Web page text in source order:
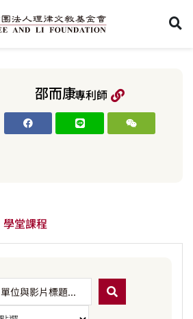
邵而康專利師
學堂課程